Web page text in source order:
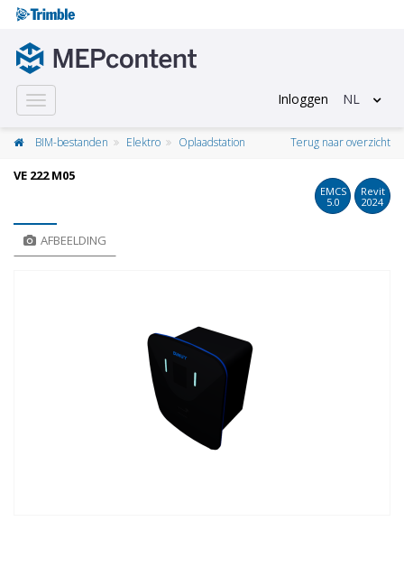
Toggle
navigation
Inloggen NL
BIM-bestanden Elektro Oplaadstation Terug naar overzicht
VE 222 M05
EMCS
5.0
Revit
2024
AFBEELDING